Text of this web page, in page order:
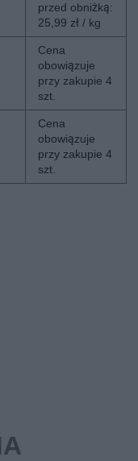
przed obniżką:
25,99 zł / kg
Cena
obowiązuje
przy zakupie 4
szt.
Cena
obowiązuje
przy zakupie 4
szt.